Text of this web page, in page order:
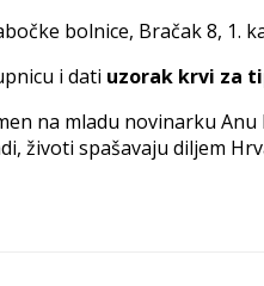
bolnice, Bračak 8, 1.
i dati uzorak krvi za
na mladu novinarku
životi spašavaju diljem